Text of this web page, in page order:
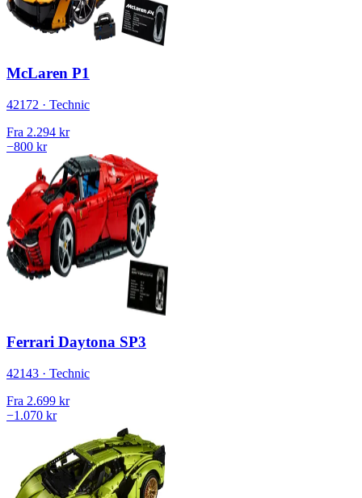
McLaren P1
42172 · Technic
Fra 2.294 kr
−800 kr
Ferrari Daytona SP3
42143 · Technic
Fra 2.699 kr
−1.070 kr